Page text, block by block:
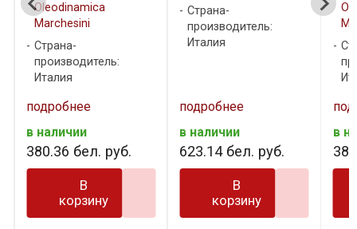
Страна-
производитель:
Италия
подробнее
в наличии
623.14 бел. руб.
В
корзину
Oleodinamica
Marchesini
Страна-
подробнее
в наличии
380.36бел. руб.
В
корзину
в
641